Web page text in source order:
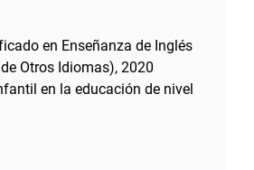
en Enseñanza de Inglés
Otros Idiomas), 2020
en la educación de nivel